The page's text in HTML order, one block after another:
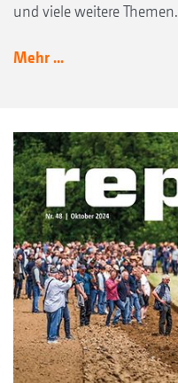
und viele weitere Themen.
Mehr ...